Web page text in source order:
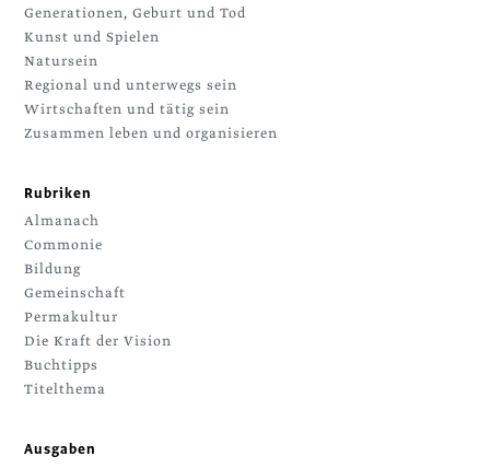
Generationen, Geburt und Tod
Kunst und Spielen
Natursein
Regional und unterwegs sein
Wirtschaften und tätig sein
Zusammen leben und organisieren
Rubriken
Almanach
Commonie
Bildung
Gemeinschaft
Permakultur
Die Kraft der Vision
Buchtipps
Titelthema
Ausgaben